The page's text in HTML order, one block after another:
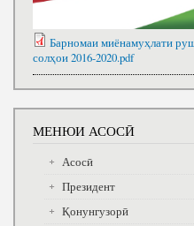
Барномаи миёнамуҳлати
солҳои 2016-2020.pdf
МЕНЮИ АСОСӢ
Асосӣ
Президент
Қонунгузорӣ